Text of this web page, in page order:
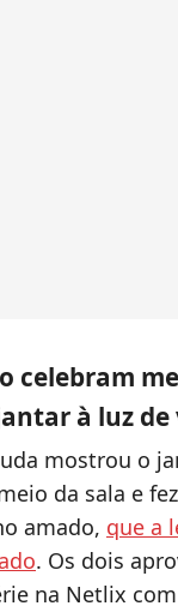
celebram
à luz de
mostrou o
da sala e
amado, que a
. Os dois
na Netlix